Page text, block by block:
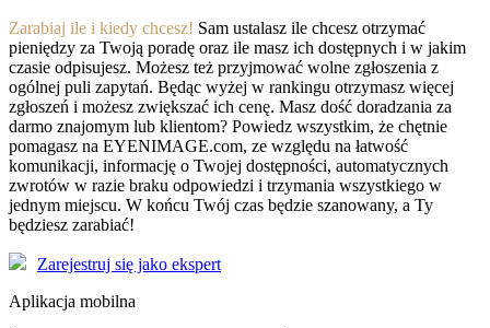
Zarabiaj ile i kiedy chcesz! Sam ustalasz ile chcesz otrzymać
pieniędzy za Twoją poradę oraz ile masz ich dostępnych i w jakim
czasie odpisujesz. Możesz też przyjmować wolne zgłoszenia z
ogólnej puli zapytań. Będąc wyżej w rankingu otrzymasz więcej
zgłoszeń i możesz zwiększać ich cenę. Masz dość doradzania za
darmo znajomym lub klientom? Powiedz wszystkim, że chętnie
pomagasz na EYENIMAGE.com, ze względu na łatwość
komunikacji, informację o Twojej dostępności, automatycznych
zwrotów w razie braku odpowiedzi i trzymania wszystkiego w
jednym miejscu. W końcu Twój czas będzie szanowany, a Ty
będziesz zarabiać!
Zarejestruj się jako ekspert
Aplikacja mobilna